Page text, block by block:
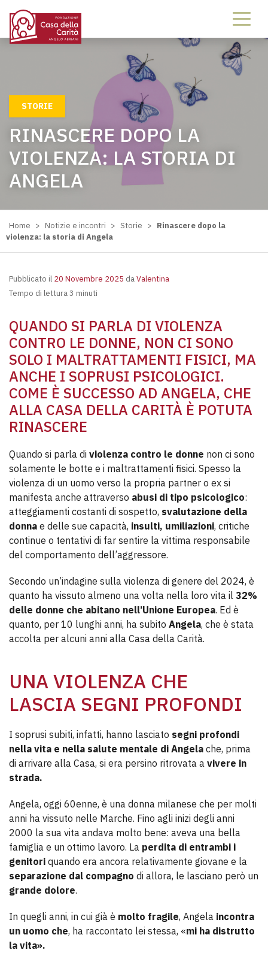
STORIE
RINASCERE DOPO LA
VIOLENZA: LA STORIA DI
ANGELA
Home > Notizie e incontri > Storie > Rinascere dopo la
violenza: la storia di Angela
Pubblicato il 20 Novembre 2025 daValentina
Tempo di lettura 3 minuti
QUANDO SI PARLA DI VIOLENZA
CONTRO LE DONNE, NON CI SONO
SOLO I MALTRATTAMENTI FISICI, MA
ANCHE I SOPRUSI PSICOLOGICI.
COME È SUCCESSO AD ANGELA, CHE
ALLA CASA DELLA CARITÀ È POTUTA
RINASCERE
Quando si parla di violenza contro le donne non ci sono
solamente le botte e i maltrattamenti fisici. Spesso la
violenza di un uomo verso la propria partner o ex si
manifesta anche attraverso abusi di tipo psicologico:
atteggiamenti costanti di sospetto, svalutazione della
donna e delle sue capacità, insulti, umiliazioni, critiche
continue o tentativi di far sentire la vittima responsabile
del comportamento dell’aggressore.
Secondo un’indagine sulla violenza di genere del 2024, è
quanto ha vissuto almeno una volta nella loro vita il 32%
delle donne che abitano nell’Unione Europea. Ed è
quanto, per 10 lunghi anni, ha subito Angela, che è stata
accolta per alcuni anni alla Casa della Carità.
UNA VIOLENZA CHE
LASCIA SEGNI PROFONDI
I soprusi subiti, infatti, hanno lasciato segni profondi
nella vita e nella salute mentale di Angela che, prima
di arrivare alla Casa, si era persino ritrovata a vivere in
strada.
Angela, oggi 60enne, è una donna milanese che per molti
anni ha vissuto nelle Marche. Fino agli inizi degli anni
2000 la sua vita andava molto bene: aveva una bella
famiglia e un ottimo lavoro. La perdita di entrambi i
genitori quando era ancora relativamente giovane e la
separazione dal compagno di allora, le lasciano però un
grande dolore.
In quegli anni, in cui già è molto fragile, Angela incontra
un uomo che, ha raccontato lei stessa, «mi ha distrutto
la vita».